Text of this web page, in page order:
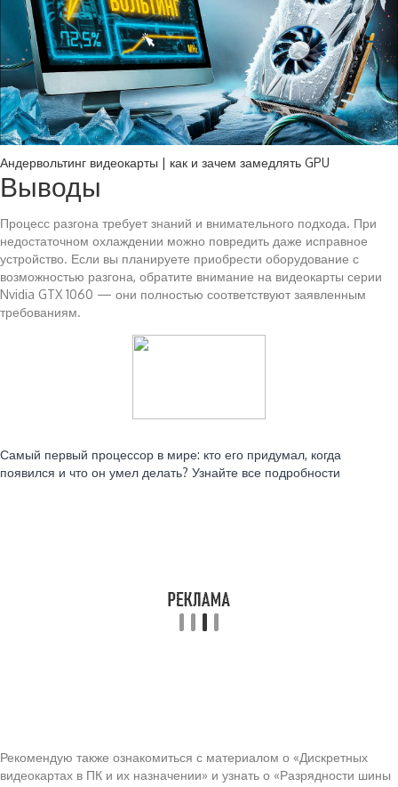
Андервольтинг видеокарты | как и зачем замедлять GPU
Выводы
Процесс разгона требует знаний и внимательного подхода. При
недостаточном охлаждении можно повредить даже исправное
устройство. Если вы планируете приобрести оборудование с
возможностью разгона, обратите внимание на видеокарты серии
Nvidia GTX 1060 — они полностью соответствуют заявленным
требованиям.
Самый первый процессор в мире: кто его придумал, когда
появился и что он умел делать? Узнайте все подробности
Рекомендую также ознакомиться с материалом о «Дискретных
видеокартах в ПК и их назначении» и узнать о «Разрядности шины